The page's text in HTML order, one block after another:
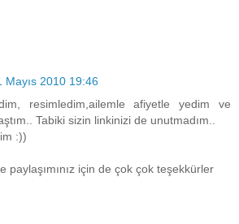
Mayıs 2010 19:46
resimledim,ailemle afiyetle yedim ve
Tabiki sizin linkinizi de unutmadım..
:))
paylaşımınız için de çok çok teşekkürler